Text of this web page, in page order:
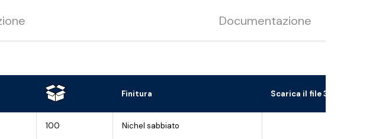
Documentazione
Finitura Scarica il file 3D
100 Nichel sabbiato